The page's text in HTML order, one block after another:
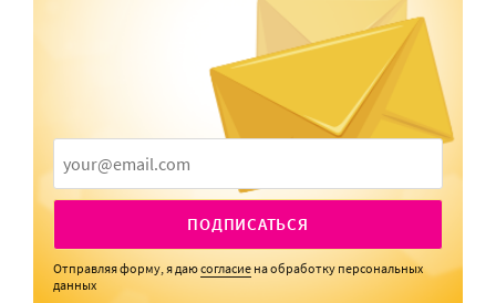
ПОДПИСАТЬСЯ
Отправляя форму, я даюсогласие на обработку персональных
данных